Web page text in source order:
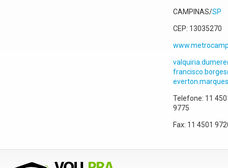
CAMPINAS/SP
CEP: 13035270
Telefone: 11
9775
Fax: 11 4501